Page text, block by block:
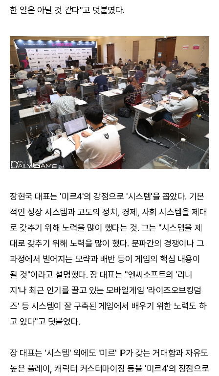
한 일은 아닐 것 같다"고 덧붙였다.
장현국 대표는 '미르4'의 강점으로 '시스템'을 꼽았다. 기본
적인 성장 시스템과 고도의 정치, 경제, 사회 시스템을 제대
로 갖추기 위해 노력을 많이 했다는 것. 그는 "시스템을 제
대로 갖추기 위해 노력을 많이 했다. 문파간의 경쟁이나 그
과정에서 벌어지는 모략과 배반 등이 게임의 핵심 내용이
될 것"이라고 설명했다. 장 대표는 "엔씨소프트의 '리니
지'나 최근 인기를 끌고 있는 모바일게임 '라이즈오브킹덤
즈' 등 시스템이 잘 구축된 게임에서 배우기 위한 노력도 하
고 있다"고 덧붙였다.
장 대표는 '시스템' 외에도 '미르' IP가 갖는 거대함과 자유도
높은 플레이, 캐릭터 커스터마이징 등을 '미르4'의 장점으로